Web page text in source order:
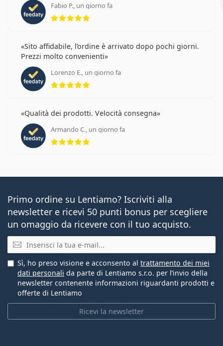
Fabio P., un giorno fa
Sito affidabile, l’ordine è arrivato dopo pochi giorni.
Prezzi molto convenienti
Lorenzo E., un giorno fa
valutazione 5 di 5
Qualità dei prodotti. Velocità consegna
Armando C., un giorno fa
valutazione 5 di 5
Primo ordine su Lentiamo? Iscriviti alla
newsletter e ricevi 50 punti bonus per scegliere
un omaggio da ricevere con il tuo acquisto.
E-mail
Ricevi la newsletter
Sì, ho preso visione e acconsento al trattamento dei miei
dati personali da parte di Lentiamo s.r.o. per l’invio della
newsletter contenente informazioni riguardanti prodotti e
offerte di Lentiamo